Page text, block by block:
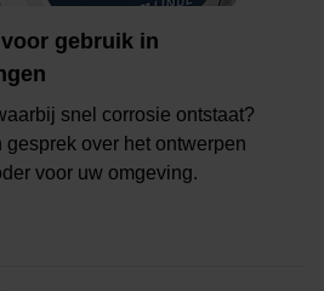
gebruik in
snel corrosie ontstaat?
over het ontwerpen
voor uw omgeving.